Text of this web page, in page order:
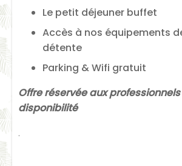
Le petit déjeuner buffet
Accès à nos équipements
détente
Parking & Wifi gratuit
Offre réservée aux
disponibilité
.